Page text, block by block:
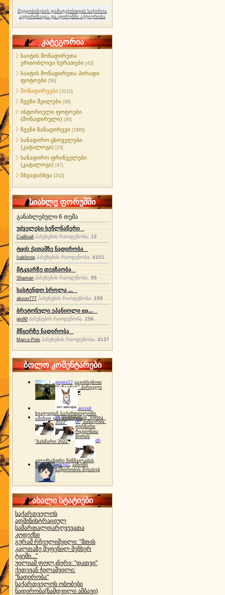
შეტყობინების დამატებისთვის საჭიროა
ავტორიზაცია და ფორუმში აქტიურობა
კატეგორია
საიტის მონადირეთა
ერთობლივი სურათები [43]
საიტის მონადირეთა პირადი
ფოტოები [59]
მონადირეები [3110]
ჩვენი შვილები [96]
ისტორიული ფოტოები
(მონადირული) [46]
ჩვენი ნანადირევი [1985]
სანადირო ცხოველები
(კატალოგი) [23]
სანადირო ფრინველები
(კატალოგი) [47]
სხვადასხვა [242]
სიახლე ფორუმში
განახლებული 6 თემა
უძველესი ხეწლნაწერი
Ciallinall პასუხების რაოდენობა:12
ტყის ქათამზე ნადირობა
Iraklisnip პასუხების რაოდენობა: 4101
მტკვარზე თევზაობა
Shaman პასუხების რაოდენობა:55
სასტენდო სროლა ...
akson777 პასუხების რაოდენობა:195
ბრეტონული ეპანიოლი ep...
gio90 პასუხების რაოდენობა:256
მწყერზე ნადირობა
Marco-Polo პასუხების რაოდენობა:4137
ბოლო კომენტარები
gogita12 გავიხსენოთ
"ბაზიერის" პირველი
ტურნირი ❤
amindi
ხვალიდან საქართველოში
ამინდი გაუარესდება
dh სპორტინგი "გურია
2022"
dh "ბაზიერის"
ტურნირი
რეგიონთა
შორის
"ბახმარო 2022"
dh
ალექსანდრე ჩინჩალაძის
მემორიალიgocha1 კანონი
ნადირობის შესახებ
ახალი სტატიები
საქართველოს
ადმინისტრაციულ
სამართალდარღვევათა
კოდექსი
გურამ რჩეულიშვილი: "მთის
კალთაზე შეფენილ მეჩხერ
ტყეში..."
უილიამ ფოლკნერი: "დათვი"
ქეთევან ჭილაშვილი:
"ნადირობა"
საქართველოს ობობები
ნადირობა(ნამდვილი ამბავი)